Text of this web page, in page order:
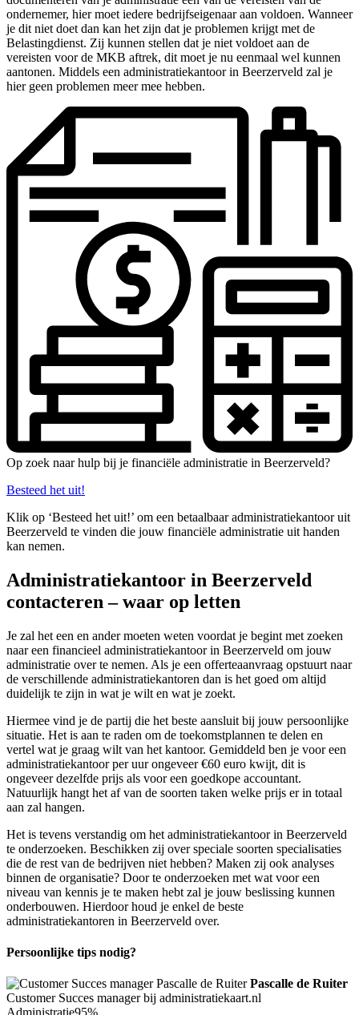
ondernemer, hier moet iedere bedrijfseigenaar aan voldoen. Wanneer
je dit niet doet dan kan het zijn dat je problemen krijgt met de
Belastingdienst. Zij kunnen stellen dat je niet voldoet aan de
vereisten voor de MKB aftrek, dit moet je nu eenmaal wel kunnen
aantonen. Middels een administratiekantoor in Beerzerveld zal je
hier geen problemen meer mee hebben.
Op zoek naar hulp bij je financiële administratie in Beerzerveld?
Besteed het uit!
Klik op ‘Besteed het uit!’ om een betaalbaar administratiekantoor uit
Beerzerveld te vinden die jouw financiële administratie uit handen
kan nemen.
Administratiekantoor in Beerzerveld
contacteren – waar op letten
Je zal het een en ander moeten weten voordat je begint met zoeken
naar een financieel administratiekantoor in Beerzerveld om jouw
administratie over te nemen. Als je een offerteaanvraag opstuurt naar
de verschillende administratiekantoren dan is het goed om altijd
duidelijk te zijn in wat je wilt en wat je zoekt.
Hiermee vind je de partij die het beste aansluit bij jouw persoonlijke
situatie. Het is aan te raden om de toekomstplannen te delen en
vertel wat je graag wilt van het kantoor. Gemiddeld ben je voor een
administratiekantoor per uur ongeveer €60 euro kwijt, dit is
ongeveer dezelfde prijs als voor een goedkope accountant.
Natuurlijk hangt het af van de soorten taken welke prijs er in totaal
aan zal hangen.
Het is tevens verstandig om het administratiekantoor in Beerzerveld
te onderzoeken. Beschikken zij over speciale soorten specialisaties
die de rest van de bedrijven niet hebben? Maken zij ook analyses
binnen de organisatie? Door te onderzoeken met wat voor een
niveau van kennis je te maken hebt zal je jouw beslissing kunnen
onderbouwen. Hierdoor houd je enkel de beste
administratiekantoren in Beerzerveld over.
Persoonlijke tips nodig?
Pascalle de Ruiter
Customer Succes manager bij administratiekaart.nl